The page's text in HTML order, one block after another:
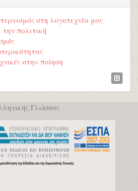
στη λογοτεχνία μας
την πολιτική
στην ποίηση
Γλώσσας